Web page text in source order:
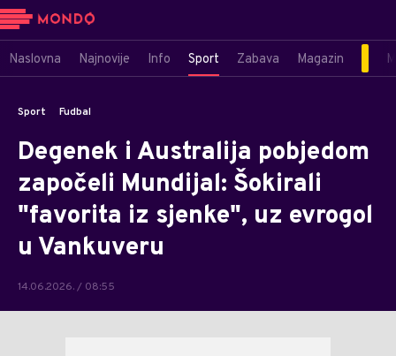
Naslovna Najnovije Info Sport Zabava Magazin
Sport Fudbal
Degenek i Australija pobjedom
započeli Mundijal: Šokirali
"favorita iz sjenke", uz evrogol
u Vankuveru
14.06.2026. / 08:55